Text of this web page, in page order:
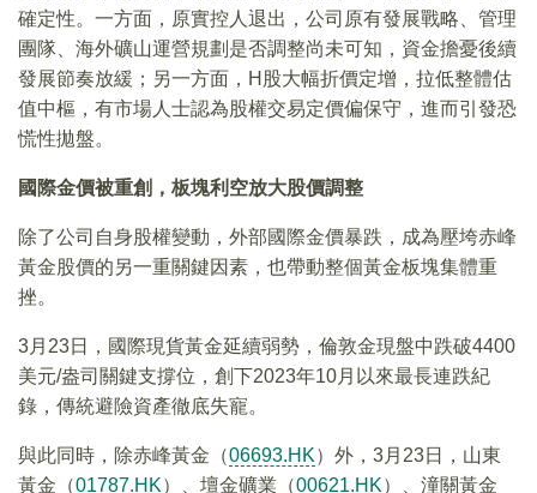
確定性。一方面，原實控人退出，公司原有發展戰略、管理
團隊、海外礦山運營規劃是否調整尚未可知，資金擔憂後續
發展節奏放緩；另一方面，H股大幅折價定增，拉低整體估
值中樞，有市場人士認為股權交易定價偏保守，進而引發恐
慌性拋盤。
國際金價被重創，板塊利空放大股價調整
除了公司自身股權變動，外部國際金價暴跌，成為壓垮赤峰
黃金股價的另一重關鍵因素，也帶動整個黃金板塊集體重
挫。
3月23日，國際現貨黃金延續弱勢，倫敦金現盤中跌破4400
美元/盎司關鍵支撐位，創下2023年10月以來最長連跌紀
錄，傳統避險資產徹底失寵。
與此同時，除赤峰黃金（06693.HK）外，3月23日，山東
黃金（01787.HK）、壇金礦業（00621.HK）、潼關黃金